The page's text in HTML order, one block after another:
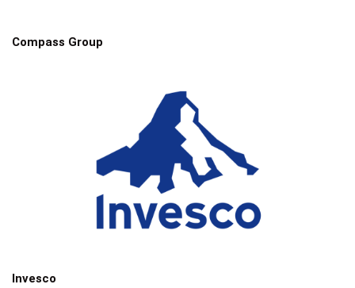
Compass Group
Invesco